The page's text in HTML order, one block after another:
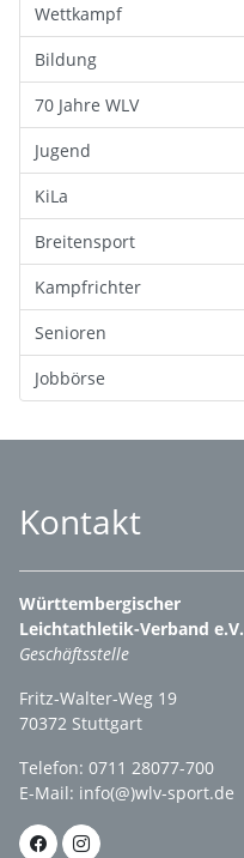
Wettkampf
Bildung
70 Jahre WLV
Jugend
KiLa
Breitensport
Kampfrichter
Senioren
Jobbörse
Kontakt
Württembergischer
Leichtathletik-Verband e.V.
Geschäftsstelle
Fritz-Walter-Weg 19
70372 Stuttgart
Telefon: 0711 28077-700
E-Mail: info(@)wlv-sport.de